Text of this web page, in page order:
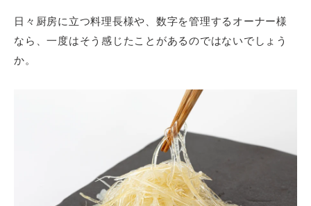
メールフォームからの
日々厨房に立つ料理長様や、数字を管理するオーナー様
なら、一度はそう感じたことがあるのではないでしょう
か。